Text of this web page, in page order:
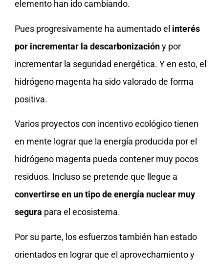
elemento han ido cambiando.
Pues progresivamente ha aumentado el interés
por incrementar la descarbonizacióny por
incrementar la seguridad energética. Y en esto, el
hidrógeno magenta ha sido valorado de forma
positiva.
Varios proyectos con incentivo ecológico tienen
en mente lograr que la energía producida por el
hidrógeno magenta pueda contener muy pocos
residuos. Incluso se pretende que llegue a
convertirse en un tipo de energía nuclear muy
segura para el ecosistema.
Por su parte, los esfuerzos también han estado
orientados en lograr que el aprovechamiento y